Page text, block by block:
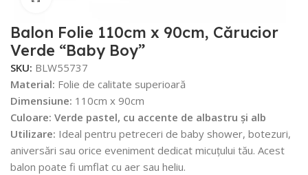
Balon Folie 110cm x 90cm, Cărucior
Verde “Baby Boy”
SKU: BLW55737
Material: Folie de calitate superioară
Dimensiune: 110cm x 90cm
Culoare: Verde pastel, cu accente de albastru și alb
Utilizare: Ideal pentru petreceri de baby shower, botezuri,
aniversări sau orice eveniment dedicat micuțului tău. Acest
balon poate fi umflat cu aer sau heliu.